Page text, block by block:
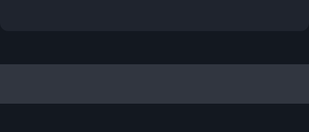
Referencement Site Francophone